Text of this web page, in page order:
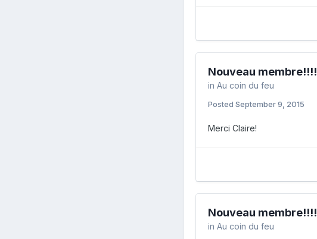
Nouveau membre!!!!
in Au coin du feu
Posted September 9, 2015
Merci Claire!
Nouveau membre!!!!
in Au coin du feu